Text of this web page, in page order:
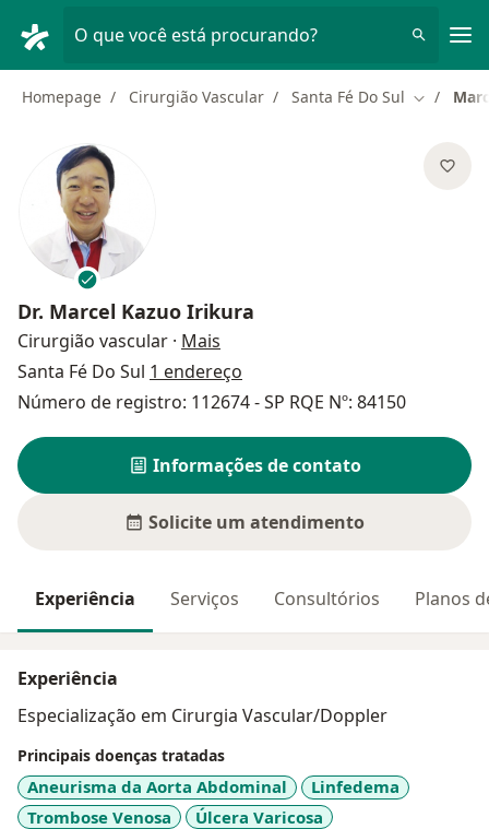
O que você está procurando?
Homepage Cirurgião Vascular Santa Fé Do Sul Mudar de
Dr. Marcel Kazuo Irikura
Cirurgião vascular · Mais
Santa Fé Do Sul 1 endereço
Número de registro: 112674 - SP RQE Nº: 84150
Informações de contato
Solicite um atendimento
Experiência Serviços Consultórios Planos
Experiência
Especialização em Cirurgia Vascular/Doppler
Principais doenças tratadas
Aneurisma da Aorta Abdominal
Linfedema
Trombose Venosa
Úlcera Varicosa